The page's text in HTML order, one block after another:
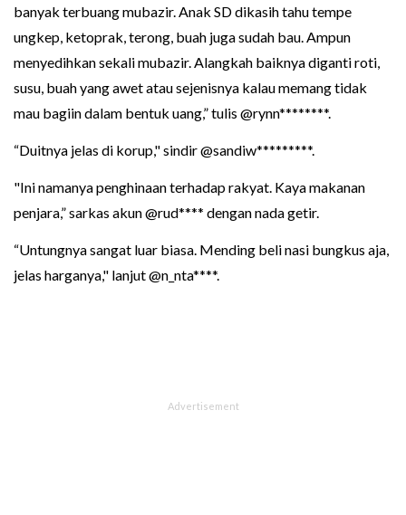
banyak terbuang mubazir. Anak SD dikasih tahu tempe
ungkep, ketoprak, terong, buah juga sudah bau. Ampun
menyedihkan sekali mubazir. Alangkah baiknya diganti roti,
susu, buah yang awet atau sejenisnya kalau memang tidak
mau bagiin dalam bentuk uang,” tulis @rynn********.
“Duitnya jelas di korup," sindir @sandiw*********.
"Ini namanya penghinaan terhadap rakyat. Kaya makanan
penjara,” sarkas akun @rud**** dengan nada getir.
“Untungnya sangat luar biasa. Mending beli nasi bungkus aja,
jelas harganya," lanjut @n_nta****.